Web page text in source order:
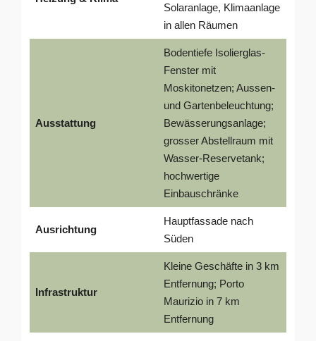
Solaranlage, Klimaanlage
in allen Räumen
Ausstattung
Bodentiefe Isolierglas-
Fenster mit
Moskitonetzen; Aussen-
und Gartenbeleuchtung;
Bewässerungsanlage;
grosser Abstellraum mit
Wasser-Reservetank;
hochwertige
Einbauschränke
Ausrichtung
Hauptfassade nach
Süden
Infrastruktur
Kleine Geschäfte in 3 km
Entfernung; Porto
Maurizio in 7 km
Entfernung